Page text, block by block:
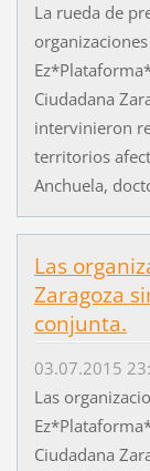
La rueda de
Ciudadana
intervinieron
territorios
Anchuela,
Las
Zaragoza
conjunta.
03.07.2015
Las
Ciudadana